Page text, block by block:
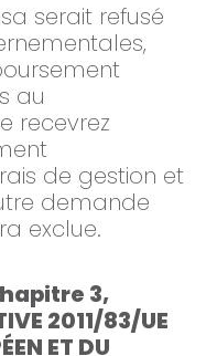
serait refusé
au
recevrez
de gestion et
demande
exclue.
3,
2011/83/UE
ET DU